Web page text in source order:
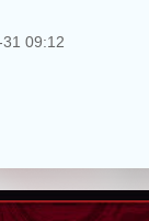
09:12